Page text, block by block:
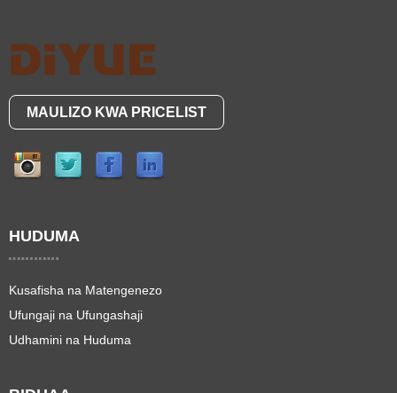
MAULIZO KWA PRICELIST
HUDUMA
Kusafisha na Matengenezo
Ufungaji na Ufungashaji
Udhamini na Huduma